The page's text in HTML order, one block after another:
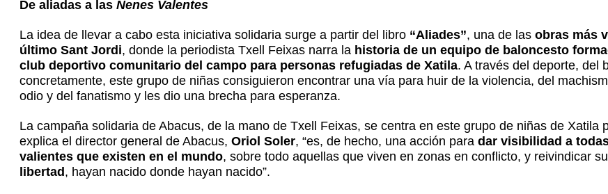
De aliadas a las Nenes Valentes
La idea de llevar a cabo esta iniciativa solidaria surge a partir del libro “Aliades”, una de las obras más
último Sant Jordi, donde la periodista Txell Feixas narra la historia de un equipo de baloncesto
club deportivo comunitario del campo para personas refugiadas de Xatila. A través del deporte, del
concretamente, este grupo de niñas consiguieron encontrar una vía para huir de la violencia, del
odio y del fanatismo y les dio una brecha para esperanza.
La campaña solidaria de Abacus, de la mano de Txell Feixas, se centra en este grupo de niñas de Xatila
explica el director general de Abacus, Oriol Soler, “es, de hecho, una acción para dar visibilidad a
valientes que existen en el mundo, sobre todo aquellas que viven en zonas en conflicto, y reivindicar su
libertad , hayan nacido donde hayan nacido”.